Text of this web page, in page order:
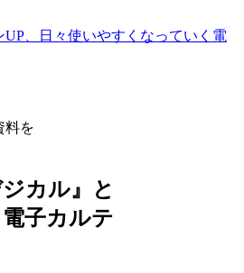
、日々使いやすくなっていく電
料を
カル』と
子カルテ